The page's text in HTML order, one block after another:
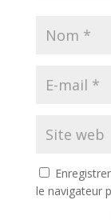
le navigateur